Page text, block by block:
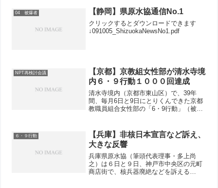
ドバイからジュネーブへ。▲ジュネーブ
出発前の関西国際空港で...
04 被爆者 【静岡】県原水協通信No.1
クリックするとダウンロードできます
↓091005_ShizuokaNewsNo1.pdf
NPT再検討会議
【京都】京教組女性部が清水寺境
内６・９行動１０００回達成
清水寺境内（京都市東山区）で、39年
間、毎月6日と9日にとりくんできた京都
教職員組合女性部の「6・9行動」（被爆
1971年1月6日に始まりました。
６・９行動
【兵庫】非核日本宣言など訴え、
大きな反響
兵庫県原水協（筆頭代表理事・多上尚
之）は６日と９日、神戸市中央区の元町
商店街で、核兵器廃絶などを訴える